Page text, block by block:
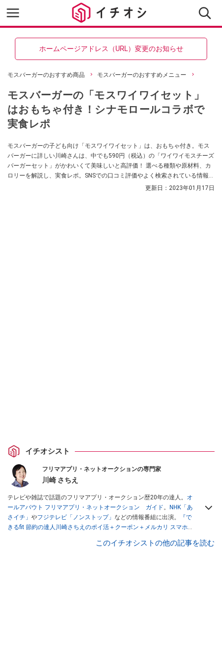
ホームページアドレス（URL）変更のお知らせ
モスバーガーのおすすめ商品 モスバーガーのおすすめメニュー
モスバーガーの「モスワイワイセット」
はおもちゃ付き！シナモロールコラボで
実食レポ
モスバーガーの子ども向け「モスワイワイセット」は、おもちゃ付き。モス
バーガーに詳しい川崎さんは、中でも590円（税込）の「ワイワイモスチーズ
バーガーセット」がかわいくて美味しいと高評価！ 選べる種類や原材料、カ
ロリーを解説し、実食レポ。SNSでの口コミ評価やよく検索されている情報も
更新日： 2023年01月17日
イチオシスト
フリマアプリ・ネットオークションの専門家
川崎 さちえ
テレビや雑誌で話題のフリマアプリ・オークション歴20年の達人。 オ
ールアバウト フリマアプリ・ネットオークション ガイド。
NHK「あ
さイチ」 やフジテレビ「ノンストップ」 などの情報番組に出演。
『で
きるfit 節約の達人川崎さちえのポイ活＋クーポン＋メルカリ スマホで
スマホ1つでスキマ時間に効率的に稼ぐ！』（翔泳社刊） ほか著書多
このイチオシストの他の記事を読む